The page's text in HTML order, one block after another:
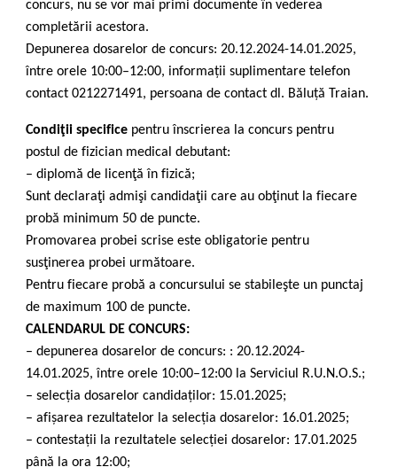
concurs, nu se vor mai primi documente în vederea
completării acestora.
Depunerea dosarelor de concurs: 20.12.2024-14.01.2025,
între orele 10:00–12:00, informații suplimentare telefon
contact 0212271491, persoana de contact dl. Băluță Traian.
Condiţii specifice pentru înscrierea la concurs pentru
postul de fizician medical debutant:
– diplomă de licenţă în fizică;
Sunt declaraţi admişi candidaţii care au obţinut la fiecare
probă minimum 50 de puncte.
Promovarea probei scrise este obligatorie pentru
susţinerea probei următoare.
Pentru fiecare probă a concursului se stabileşte un punctaj
de maximum 100 de puncte.
CALENDARUL DE CONCURS:
– depunerea dosarelor de concurs: : 20.12.2024-
14.01.2025, între orele 10:00–12:00 la Serviciul R.U.N.O.S.;
– selecția dosarelor candidaților: 15.01.2025;
– afișarea rezultatelor la selecția dosarelor: 16.01.2025;
– contestații la rezultatele selecției dosarelor: 17.01.2025
până la ora 12:00;